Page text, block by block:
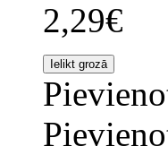
2,29€